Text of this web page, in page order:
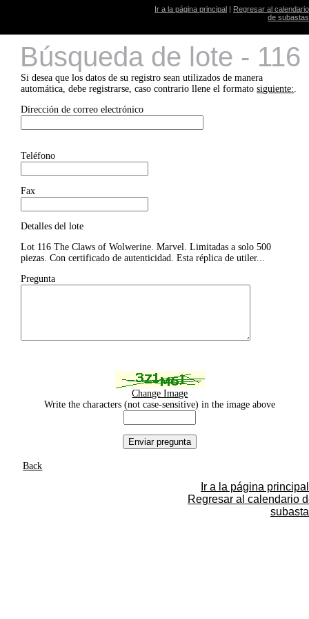
Ir a la página principal | Regresar al calendario
de subastas
Búsqueda de lote - 116
Si desea que los datos de su registro sean utilizados de manera
automática, debe registrarse, caso contrario llene el formatosiguiente:.
Dirección de correo electrónico
Teléfono
Fax
Detalles del lote
Lot 116 The Claws of Wolwerine. Marvel. Limitadas a solo 500
piezas. Con certificado de autenticidad. Esta réplica de utiler...
Pregunta
Change Image
Write the characters (not case-sensitive) in the image above
Back
Ir a la página principal
Regresar al calendario